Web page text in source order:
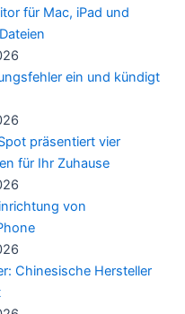
für Mac, iPad und
ein und kündigt
präsentiert vier
für Ihr Zuhause
von
Chinesische Hersteller